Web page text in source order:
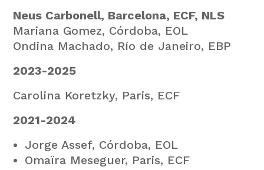
Neus Carbonell, Barcelona, ECF, NLS
Mariana Gomez, Córdoba, EOL
Ondina Machado, Río de Janeiro, EBP
2023-2025
Carolina Koretzky, Paris, ECF
2021-2024
Jorge Assef, Córdoba, EOL
Omaïra Meseguer, Paris, ECF